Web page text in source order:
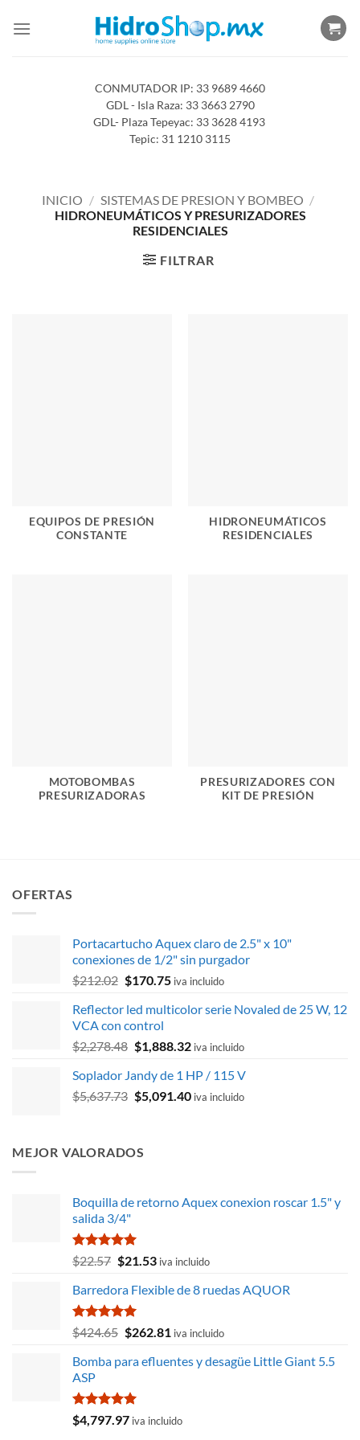
CONMUTADOR IP: 33 9689 4660
GDL - Isla Raza: 33 3663 2790
GDL- Plaza Tepeyac: 33 3628 4193
Tepic: 31 1210 3115
INICIO / SISTEMAS DE PRESION Y BOMBEO /
HIDRONEUMÁTICOS Y PRESURIZADORES
RESIDENCIALES
FILTRAR
EQUIPOS DE PRESIÓN
CONSTANTE
HIDRONEUMÁTICOS
RESIDENCIALES
MOTOBOMBAS
PRESURIZADORAS
PRESURIZADORES CON
KIT DE PRESIÓN
OFERTAS
Portacartucho Aquex claro de 2.5" x 10"
conexiones de 1/2" sin purgador
$212.02 El
original
era:
$212.02.
$170.75El
actual
$170.75.
iva incluido
Reflector led multicolor serie Novaled de 25 W, 12
VCA con control
$2,278.48 El
original
era:
$1,888.32El
actual
es:
iva incluido
Soplador Jandy de 1 HP / 115 V
$5,637.73 El
era:
$5,091.40Eliva incluido
MEJOR VALORADOS
Boquilla de retorno Aquex conexion roscar 1.5" y
salida 3/4"
Valorado
con
de 5
$22.57 El
original
era:
$22.57.
$21.53El
actual
$21.53.
iva incluido
Barredora Flexible de 8 ruedas AQUOR
Valorado
con
de 5
$424.65 El
original
$424.65.
$262.81 El
actual
iva incluido
Bomba para efluentes y desagüe Little Giant 5.5
ASP
Valorado
con
$4,797.97 iva incluido